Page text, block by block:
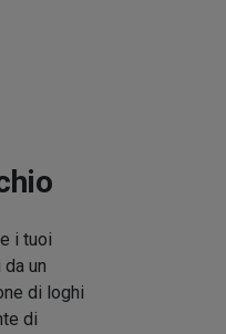
i tuoi
un
di loghi
di